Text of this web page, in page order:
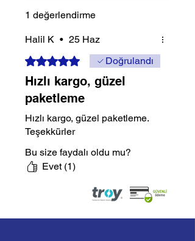
1 değerlendirme
Halil K • 25 Haz
5 üzerinden 5 yıldızDoğrulandı
Hızlı kargo, güzel
paketleme
Hızlı kargo, güzel paketleme.
Teşekkürler
Bu size faydalı oldu mu?
Evet (1)